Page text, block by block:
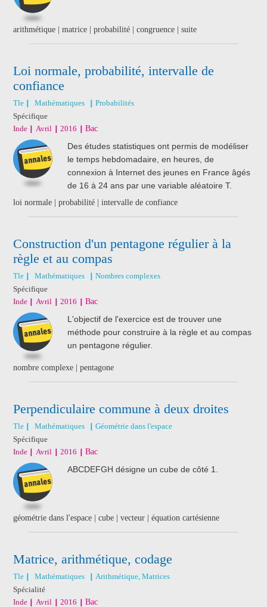
arithmétique | matrice | probabilité | congruence | suite
Loi normale, probabilité, intervalle de
confiance
Tle Mathématiques
Probabilités
Spécifique
Inde
Avril 2016 Bac
Des études statistiques ont permis de modéliser
le temps hebdomadaire, en heures, de
connexion à Internet des jeunes en France âgés
de 16 à 24 ans par une variable aléatoire T.
loi normale | probabilité | intervalle de confiance
Construction d'un pentagone régulier à la
règle et au compas
Tle Mathématiques
Nombres complexes
Spécifique
Inde
Avril 2016 Bac
L'objectif de l'exercice est de trouver une
méthode pour construire à la règle et au compas
un pentagone régulier.
nombre complexe | pentagone
Perpendiculaire commune à deux droites
Tle Mathématiques
Géométrie dans l'espace
Spécifique
Inde
Avril 2016 Bac
ABCDEFGH désigne un cube de côté 1.
géométrie dans l'espace | cube | vecteur | équation cartésienne
Matrice, arithmétique, codage
Tle Mathématiques
Arithmétique, Matrices
Spécialité
Inde
Avril 2016 Bac